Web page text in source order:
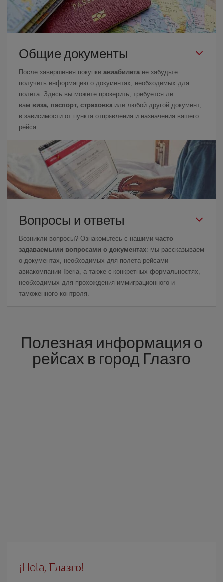
Общие документы
После завершения покупки авиабилета не забудьте
получить информацию о документах, необходимых для
полета. Здесь вы можете проверить, требуется ли
вам виза, паспорт, страховка или любой другой документ,
в зависимости от пункта отправления и назначения вашего
рейса.
Вопросы и ответы
Возникли вопросы? Ознакомьтесь с нашими часто
задаваемыми вопросами о документах: мы рассказываем
о документах, необходимых для полета рейсами
авиакомпании Iberia, а также о конкретных формальностях,
необходимых для прохождения иммиграционного и
таможенного контроля.
Полезная информация о
рейсах в город Глазго
¡Hola, Глазго!